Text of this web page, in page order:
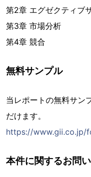
第2章 エグゼクティブ
第3章 市場分析
第4章 競合
無料サンプル
当レポートの無料サン
だけます。
https://www.gii.co.jp/
本件に関するお問